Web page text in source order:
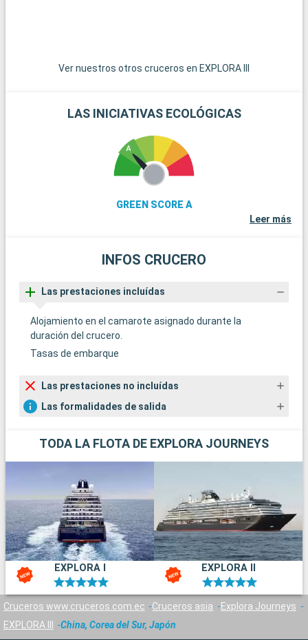
Ver nuestros otros cruceros en EXPLORA III
LAS INICIATIVAS ECOLÓGICAS
GREEN SCORE A
Leer más
INFOS CRUCERO
Las prestaciones incluídas
Alojamiento en el camarote asignado durante la
duración del crucero.
Tasas de embarque
Las prestaciones no incluídas
Las formalidades de salida
TODA LA FLOTA DE EXPLORA JOURNEYS
EXPLORA I EXPLORA II
Cruceros www.cruceros.com.ec Cruceros asia
Explora Journeys
EXPLORA III
China, Corea del Sur, Japón